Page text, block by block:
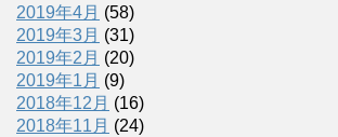
2019年4月 (58)
2019年3月 (31)
2019年2月 (20)
2019年1月 (9)
2018年12月 (16)
2018年11月 (24)